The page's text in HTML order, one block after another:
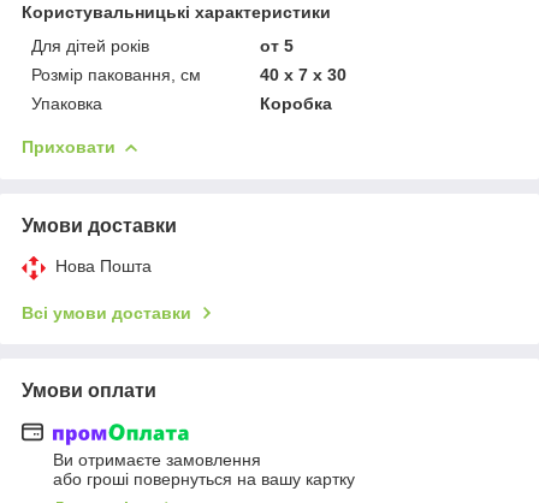
Користувальницькі характеристики
Для дітей років
от 5
Розмір паковання, см
40 x 7 x 30
Упаковка
Коробка
Приховати
Умови доставки
Нова Пошта
Всі умови доставки
Умови оплати
Ви отримаєте замовлення
або гроші повернуться на вашу картку